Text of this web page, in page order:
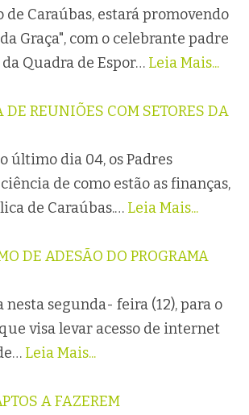
Caraúbas, estará promovendo
Graça", com o celebrante padre
Quadra de Espor… Leia Mais...
REUNIÕES COM SETORES DA
último dia 04, os Padres
de como estão as finanças,
de Caraúbas.… Leia Mais...
DE ADESÃO DO PROGRAMA
segunda- feira (12), para o
visa levar acesso de internet
Leia Mais...
A FAZEREM